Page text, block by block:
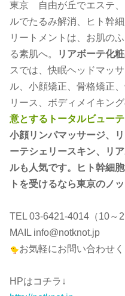
東京 自由が丘でエステ
ルでたるみ解消、ヒト幹
リートメントは、お肌の
る素肌へ。
リアボーテ化
スでは、快眠ヘッドマッ
ル、小顔矯正、骨格矯正、
リース、ボディメイキン
意とするトータルビュー
小顔リンパマッサージ、
ーテシェリースキン、リ
ルも人気です。ヒト幹細
トを受けるなら東京のノ
TEL 03-6421-4014（10～
MAIL info@notknot.jp
お気軽にお問い合わせ
HPはコチラ↓